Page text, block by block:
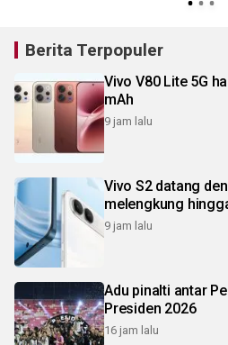
Berita Terpopuler
Vivo V80 Lite 5G
mAh
9 jam lalu
Vivo S2 datang
melengkung
9 jam lalu
Adu pinalti antar
Presiden 2026
16 jam lalu